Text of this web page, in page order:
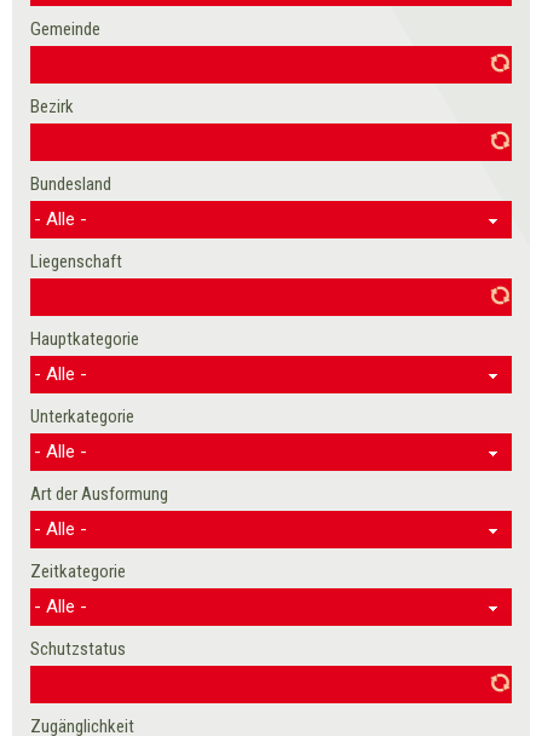
Gemeinde
Bezirk
Bundesland
Liegenschaft
Hauptkategorie
Unterkategorie
Art der Ausformung
Zeitkategorie
Schutzstatus
Zugänglichkeit